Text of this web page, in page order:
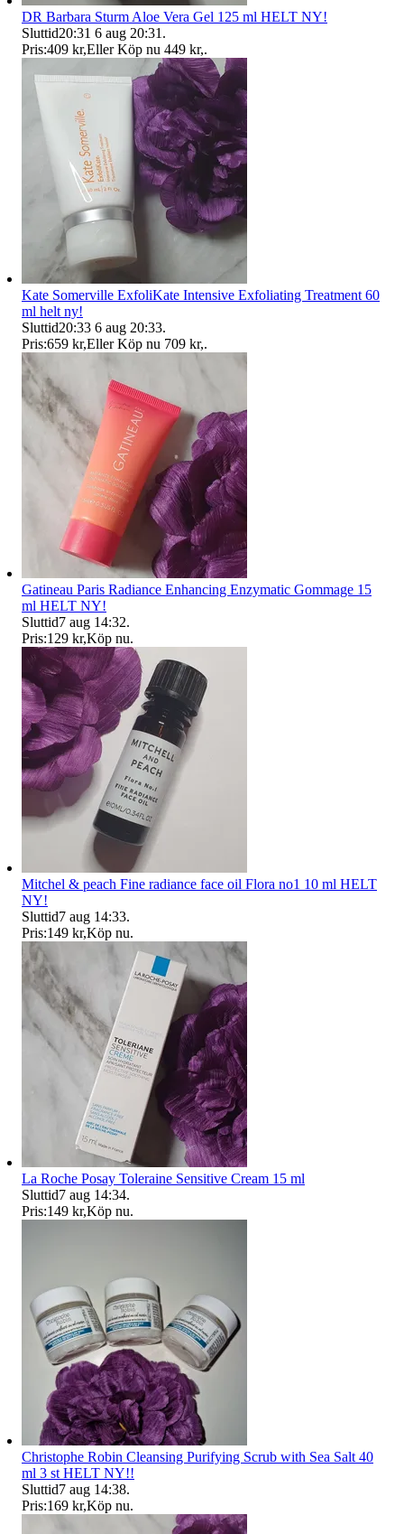
DR Barbara Sturm Aloe Vera Gel 125 ml HELT NY!
Sluttid20:31 6 aug 20:31 .
Pris:409 kr,Eller Köp nu 449 kr,.
Kate Somerville ExfoliKate Intensive Exfoliating Treatment 60
ml helt ny!
Sluttid20:33 6 aug 20:33.
Pris:659 kr,Eller Köp nu 709 kr,.
Gatineau Paris Radiance Enhancing Enzymatic Gommage 15
ml HELT NY!
Sluttid7 aug 14:32.
Pris:129 kr,Köp nu.
Mitchel & peach Fine radiance face oil Flora no1 10 ml HELT
NY!
Sluttid7 aug 14:33.
Pris:149 kr,Köp nu.
La Roche Posay Toleraine Sensitive Cream 15 ml
Sluttid7 aug 14:34.
Pris:149 kr,Köp nu.
Christophe Robin Cleansing Purifying Scrub with Sea Salt 40
ml 3 st HELT NY!!
Sluttid7 aug 14:38.
Pris:169 kr,Köp nu.